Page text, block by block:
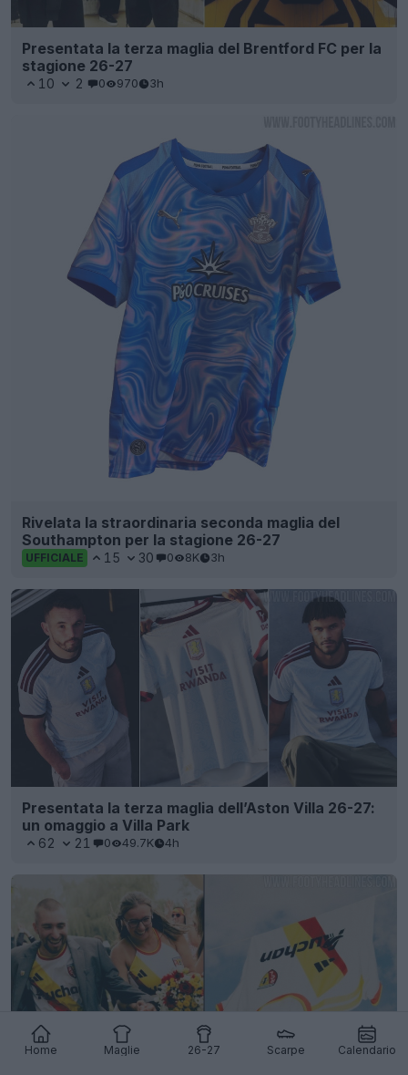
Home Maglie 26-27 Scarpe Calendario
Presentata la terza maglia del Brentford FC per la
stagione 26-27
10 2 0 970 3h
Rivelata la straordinaria seconda maglia del
Southampton per la stagione 26-27
UFFICIALE 15 30 0 8K 3h
Presentata la terza maglia dell’Aston Villa 26-27:
un omaggio a Villa Park
62 21 0 49.7K 4h